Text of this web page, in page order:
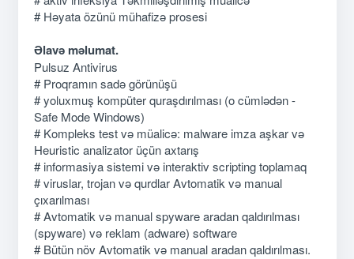
# Həyata özünü mühafizə prosesi
Əlavə məlumat.
Pulsuz Antivirus
# Proqramın sadə görünüşü
# yoluxmuş kompüter quraşdırılması (o cümlədən -
Safe Mode Windows)
# Kompleks test və müalicə: malware imza aşkar və
Heuristic analizator üçün axtarış
# informasiya sistemi və interaktiv scripting toplamaq
# viruslar, trojan və qurdlar Avtomatik və manual
çıxarılması
# Avtomatik və manual spyware aradan qaldırılması
(spyware) və reklam (adware) software
# Bütün növ Avtomatik və manual aradan qaldırılması.